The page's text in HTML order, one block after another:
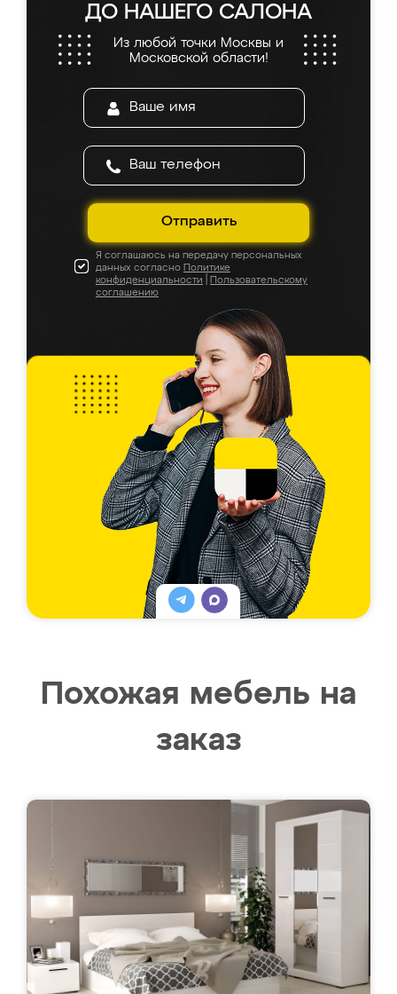
ДО НАШЕГО САЛОНА
Из любой точки Москвы и
Московской области!
Отправить
Я соглашаюсь на передачу персональных
данных согласно Политике
конфиденциальности
Пользовательскому
соглашению
Похожая мебель на
заказ